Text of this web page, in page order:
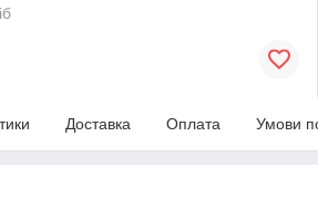
Доставка Оплата Умови